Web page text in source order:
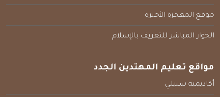
موقع المعجزة الأخيرة
الحوار المباشر للتعريف بالإسلام
مواقع تعليم المهتدين الجدد
أكاديمية سبيلي